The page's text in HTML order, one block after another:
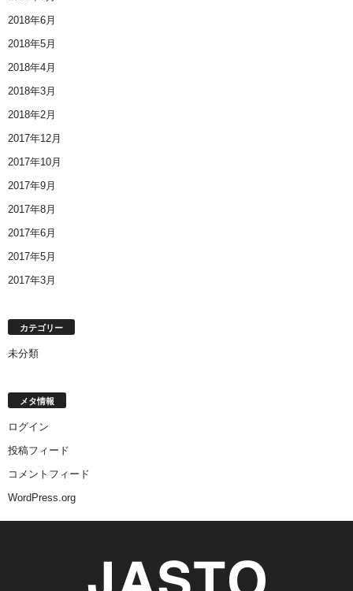
2018年6月
2018年5月
2018年4月
2018年3月
2018年2月
2017年12月
2017年10月
2017年9月
2017年8月
2017年6月
2017年5月
2017年3月
カテゴリー
未分類
メタ情報
ログイン
投稿フィード
コメントフィード
WordPress.org